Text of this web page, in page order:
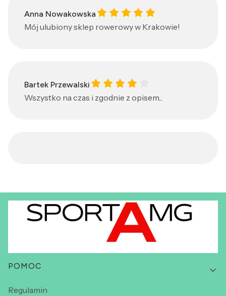
Anna Nowakowska
Anna Nowakowska gave a rating of:
Mój ulubiony sklep rowerowy w Krakowie!
Bartek Przewalski
Bartek Przewalski gave a rating of: 4
Wszystko na czas i zgodnie z opisem...
Linki w stopce
POMOC
Regulamin